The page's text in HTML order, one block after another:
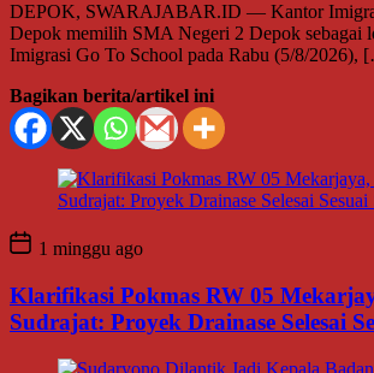
DEPOK, SWARAJABAR.ID — Kantor
Depok memilih SMA Negeri 2 Depok sebagai
Imigrasi Go To School pada Rabu (5/8/2026),
Bagikan berita/artikel ini
1 minggu ago
Klarifikasi Pokmas RW 05
Sudrajat: Proyek Drainase Selesai